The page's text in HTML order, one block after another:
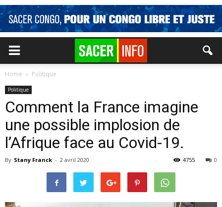
Home Politique
Politique
Comment la France imagine
une possible implosion de
l’Afrique face au Covid-19.
By Stany Franck - 2 avril 2020 0
4755